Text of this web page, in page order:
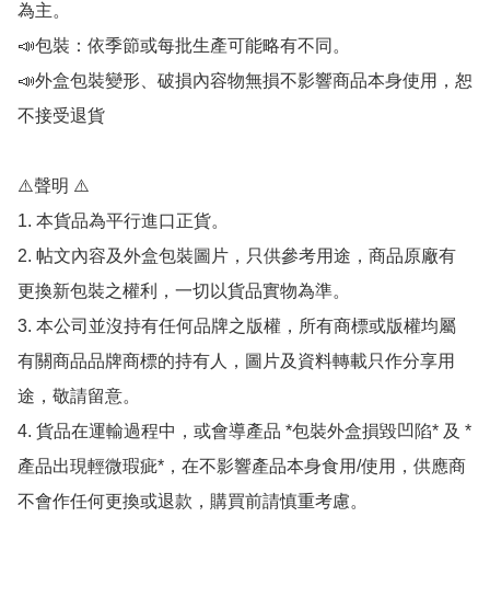
為主。
📣包裝：依季節或每批生產可能略有不同。
📣外盒包裝變形、破損內容物無損不影響商品本身使用，恕
不接受退貨
⚠️聲明 ⚠️
1. 本貨品為平行進口正貨。
2. 帖文內容及外盒包裝圖片，只供參考用途，商品原廠有
更換新包裝之權利，一切以貨品實物為準。
3. 本公司並沒持有任何品牌之版權，所有商標或版權均屬
有關商品品牌商標的持有人，圖片及資料轉載只作分享用
途，敬請留意。
4. 貨品在運輸過程中，或會導產品 *包裝外盒損毀凹陷* 及 *
產品出現輕微瑕疵*，在不影響產品本身食用/使用，供應商
不會作任何更換或退款，購買前請慎重考慮。